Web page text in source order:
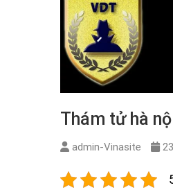
Thám tử hà
admin-Vinasite